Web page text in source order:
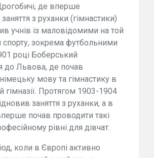
де вперше
з руханки (гімнастики)
учнів із маловідомими на той
зокрема футбольними
році Боберський
до Львова, де почав
мову та гімнастику в
гімназії. Протягом 1903-1904
заняття з руханки, а в
почав проводити такі
рівні для дівчат.
коли в Європі активно